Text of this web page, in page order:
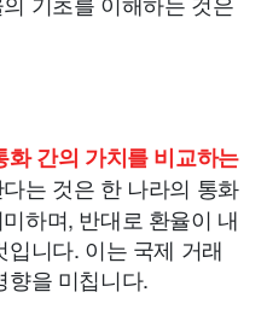
간의 가치를 비교하는
는 것은 한 나라의 통화
하며, 반대로 환율이 내
니다. 이는 국제 거래
향을 미칩니다.